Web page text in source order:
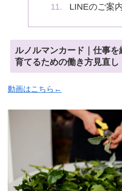
LINEのご案
ルノルマンカード｜仕事を
育てるための働き方見直し
動画はこちら←